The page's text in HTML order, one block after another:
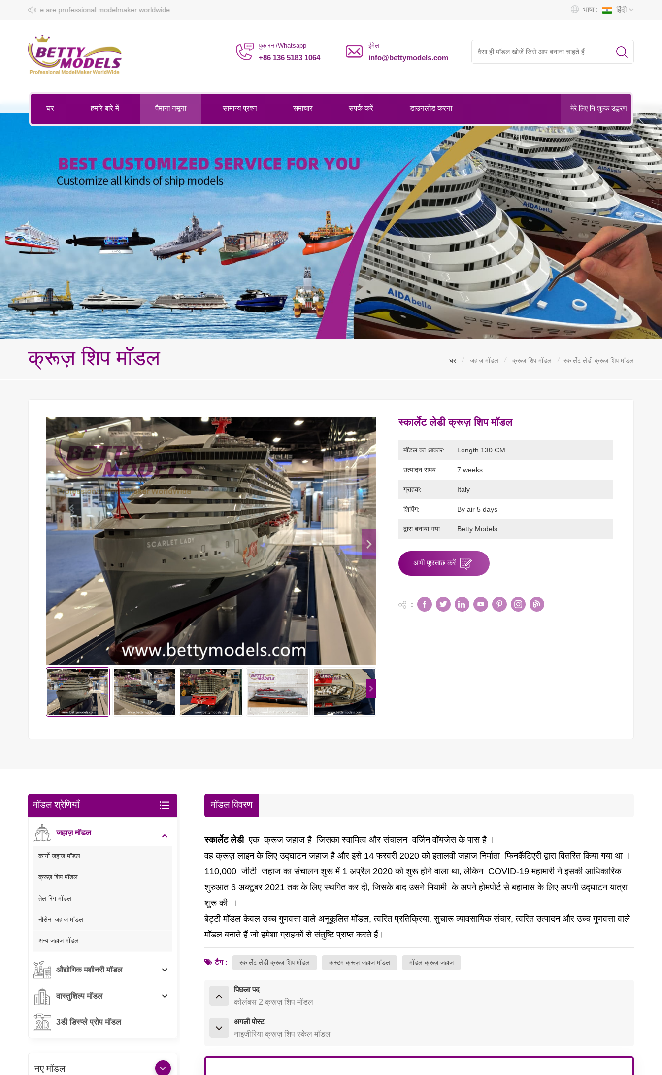
modelmaker worldwide. भाषा : हिंदी
पुकारना/Whatsapp
+86 136 5183 1064
ईमेल
info@bettymodels.com
मेरे लिए निःशुल्क उद्धरण
घर हमारे बारे में पैमाना नमूना सामान्य प्रश्न समाचार संपर्क करें डाउनलोड करना
क्रूज़ शिप मॉडल घर / जहाज़ मॉडल / क्रूज़ शिप मॉडल / स्कार्लेट लेडी क्रूज़ शिप मॉडल
स्कार्लेट लेडी क्रूज़ शिप मॉडल
मॉडल का आकार: Length 130 CM
उत्पादन समय: 7 weeks
ग्राहक: Italy
शिपिंग: By air 5 days
द्वारा बनाया गया: Betty Models
अभी पूछताछ करें
:
मॉडल विवरण
स्कार्लेट लेडी एक क्रूज जहाज है जिसका स्वामित्व और संचालन वर्जिन वॉयजेस के पास है ।
वह क्रूज़ लाइन के लिए उद्घाटन जहाज है और इसे 14 फरवरी 2020 को इतालवी जहाज निर्माता फिनकैंटिएरी द्वारा वितरित किया गया था ।
110,000 जीटी जहाज का संचालन शुरू में 1 अप्रैल 2020 को शुरू होने वाला था, लेकिन COVID-19 महामारी ने इसकी आधिकारिक
शुरुआत 6 अक्टूबर 2021 तक के लिए स्थगित कर दी, जिसके बाद उसने मियामी के अपने होमपोर्ट से बहामास के लिए अपनी उद्घाटन यात्रा
शुरू की
।
बेट्टी मॉडल केवल उच्च गुणवत्ता वाले अनुकूलित मॉडल, त्वरित प्रतिक्रिया, सुचारू व्यावसायिक संचार, त्वरित उत्पादन और उच्च गुणवत्ता वाले
मॉडल बनाते हैं जो हमेशा ग्राहकों से संतुष्टि प्राप्त करते हैं।
टैग : स्कार्लेट लेडी क्रूज़ शिप मॉडल कस्टम क्रूज़ जहाज मॉडल मॉडल क्रूज़ जहाज
पिछला पद
कोलंबस 2 क्रूज़ शिप मॉडल
अगली पोस्ट
नाइजीरिया क्रूज़ शिप स्केल मॉडल
मॉडल श्रेणियाँ
जहाज़ मॉडल
कार्गो जहाज मॉडल
क्रूज़ शिप मॉडल
तेल रिग मॉडल
नौसेना जहाज मॉडल
अन्य जहाज मॉडल
औद्योगिक मशीनरी मॉडल
वास्तुशिल्प मॉडल
3डी डिस्प्ले प्रोप मॉडल
नए मॉडल